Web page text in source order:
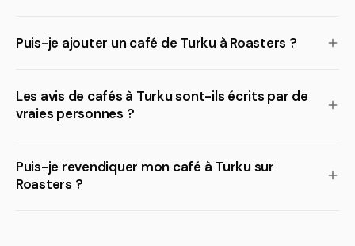
Puis-je ajouter un café de Turku à Roasters ?
Les avis de cafés à Turku sont-ils écrits par de
vraies personnes ?
Puis-je revendiquer mon café à Turku sur
Roasters ?